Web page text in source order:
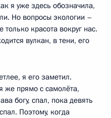
я уже здесь обозначила,
Но вопросы экологии –
красота вокруг нас.
вулкан, в тени, его
я его заметил.
же прямо с самолёта,
богу, спал, пока девять
Поэтому, когда